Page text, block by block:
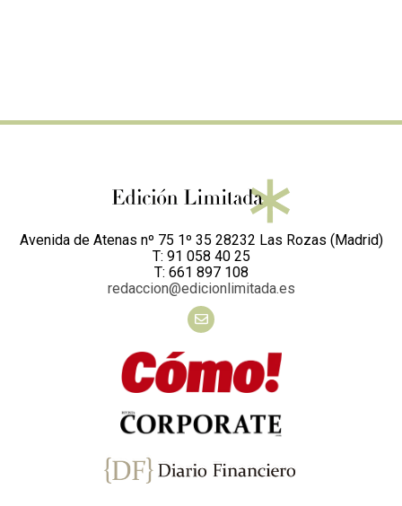
Avenida de Atenas nº 75 1º 35 28232 Las Rozas (Madrid)
T: 91 058 40 25
T: 661 897 108
redaccion@edicionlimitada.es